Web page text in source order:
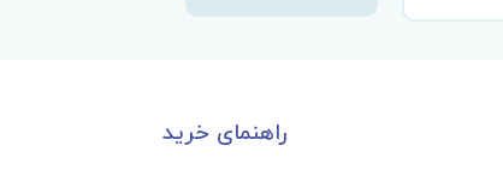
راهنمای خرید